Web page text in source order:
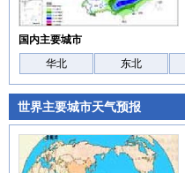
国内主要城市
华北
东北
世界主要城市天气预报